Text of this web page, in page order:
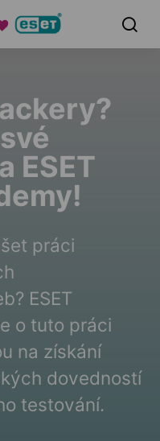
ESET
práci
ESET
o tuto práci
na získání
dovedností
testování.